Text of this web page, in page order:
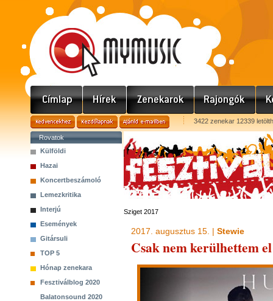
3422 zenekar 12339
Rovatok
Külföldi
Hazai
Koncertbeszámoló
Lemezkritika
Interjú
Események
Gitársuli
TOP 5
Hónap zenekara
Fesztiválblog 2020
Balatonsound 2020
Sziget 2017
2017. augusztus 15. | Stewie
Csak nem kerülhettem